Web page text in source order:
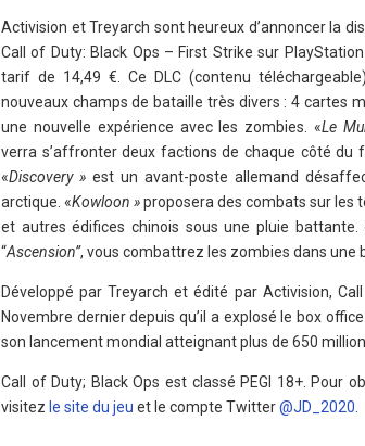
Activision et Treyarch sont heureux d’annoncer la
Call of Duty: Black Ops – First Strike sur
tarif de 14,49 €. Ce DLC (contenu
nouveaux champs de bataille très divers : 4 cartes
une nouvelle expérience avec les zombies. «Le
verra s’affronter deux factions de chaque côté du
«Discovery » est un avant-poste allemand
arctique. «Kowloon »proposera des combats sur les
et autres édifices chinois sous une pluie battante.
“Ascension”, vous combattrez les zombies dans une
Développé par Treyarch et édité par Activision,
Novembre dernier depuis qu’il a explosé le box
son lancement mondial atteignant plus de 650
Call of Duty; Black Ops est classé PEGI 18+. Pour
visitez le site du jeu et le compte Twitter@JD_2020